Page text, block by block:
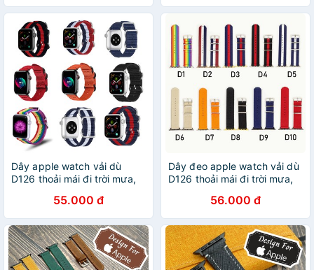
Dây apple watch vải dù
D126 thoải mái đi trời mưa,
3, 4, 5, 6, SE, size 38mm-
40mm-42mm-44mm
55.000 đ
Dây đeo apple watch vải dù
D126 thoải mái đi trời mưa,
5, 6, SE, size 38mm-40mm-
42mm-44mm
56.000 đ